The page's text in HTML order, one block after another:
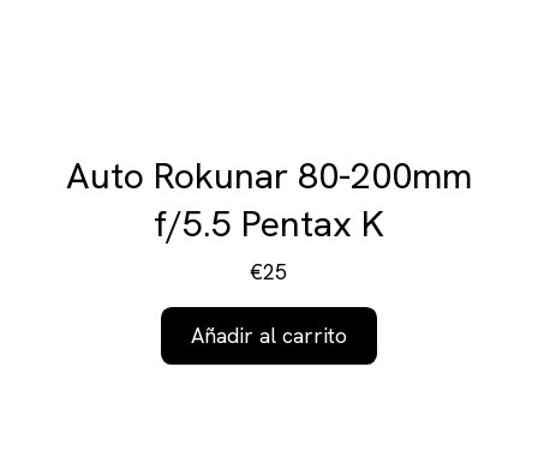
Auto Rokunar 80-200mm
f/5.5 Pentax K
€25
Añadir al carrito